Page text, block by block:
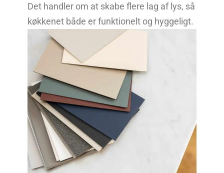
Det handler om at skabe flere lag af lys, så
køkkenet både er funktionelt og hyggeligt.